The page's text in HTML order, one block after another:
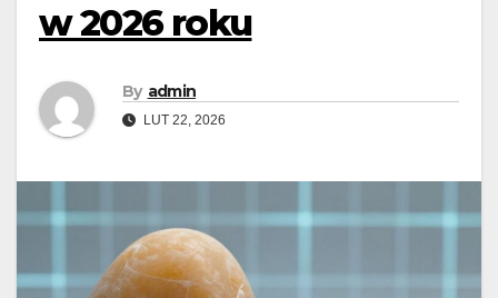
w 2026 roku
By admin
LUT 22, 2026